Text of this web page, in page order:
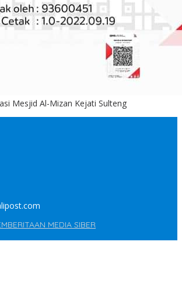
Mesjid Al-Mizan Kejati Sulteng
MEDIA SIBER